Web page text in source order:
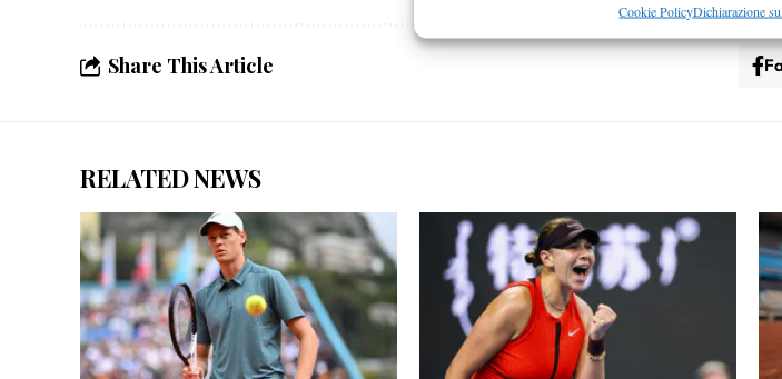
Garantire la sicurezza, prevenire e rilevare
Erogare e presentare pubblicità e contenuto,
Cookie PolicyDichiarazione
Share This Article
RELATED NEWS